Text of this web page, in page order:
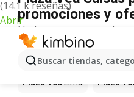
(14.1 k reseñas)
Abrir
Buscar tiendas,
promociones y
No hemos encontrado
término.
Más productos
Plaza VeaLima Plaza